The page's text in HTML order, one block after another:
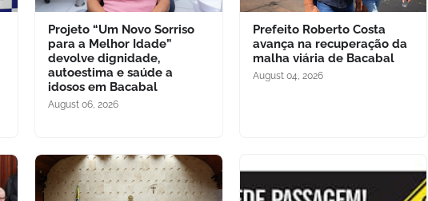
Projeto “Um Novo Sorriso
para a Melhor Idade”
devolve dignidade,
autoestima e saúde a
idosos em Bacabal
August 06, 2026
Prefeito Roberto Costa
avança na recuperação da
malha viária de Bacabal
August 04, 2026